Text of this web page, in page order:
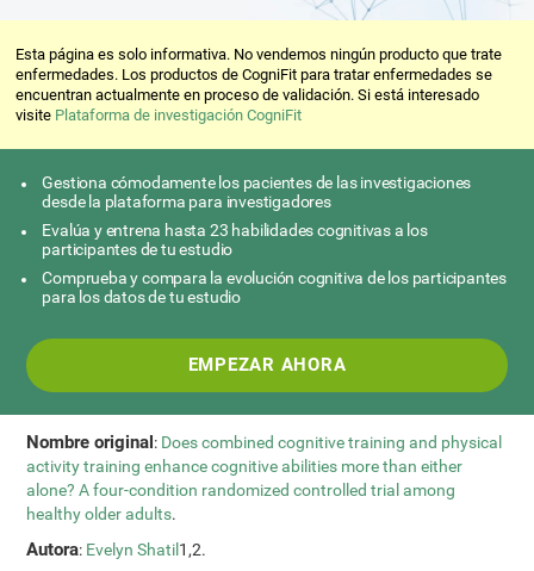
Esta página es solo informativa. No vendemos ningún producto que trate
enfermedades. Los productos de CogniFit para tratar enfermedades se
encuentran actualmente en proceso de validación. Si está interesado
visite Plataforma de investigación CogniFit
Gestiona cómodamente los pacientes de las investigaciones
desde la plataforma para investigadores
Evalúa y entrena hasta 23 habilidades cognitivas a los
participantes de tu estudio
Comprueba y compara la evolución cognitiva de los participantes
para los datos de tu estudio
EMPEZAR AHORA
Nombre original: Does combined cognitive training and physical
activity training enhance cognitive abilities more than either
alone? A four-condition randomized controlled trial among
healthy older adults.
Autora: Evelyn Shatil 1,2.